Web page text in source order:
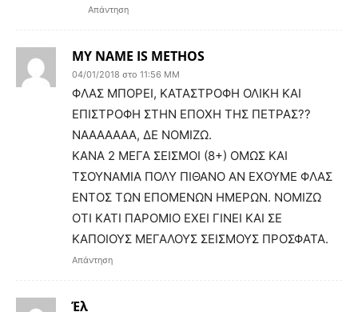
Απάντηση
ΜΥ ΝΑΜΕ ΙS METHOS
04/01/2018 στο 11:56 ΜΜ
ΦΛΑΣ ΜΠΟΡΕΙ, ΚΑΤΑΣΤΡΟΦΗ ΟΛΙΚΗ ΚΑΙ
ΕΠΙΣΤΡΟΦΗ ΣΤΗΝ ΕΠΟΧΗ ΤΗΣ ΠΕΤΡΑΣ??
ΝΑΑΑΑΑΑΑ, ΔΕ ΝΟΜΙΖΩ.
ΚΑΝΑ 2 ΜΕΓΑ ΣΕΙΣΜΟΙ (8+) ΟΜΩΣ ΚΑΙ
ΤΣΟΥΝΑΜΙΑ ΠΟΛΥ ΠΙΘΑΝΟ ΑΝ ΕΧΟΥΜΕ ΦΛΑΣ
ΕΝΤΟΣ ΤΩΝ ΕΠΟΜΕΝΩΝ ΗΜΕΡΩΝ. ΝΟΜΙΖΩ
ΟΤΙ ΚΑΤΙ ΠΑΡΟΜΙΟ ΕΧΕΙ ΓΙΝΕΙ ΚΑΙ ΣΕ
ΚΑΠΟΙΟΥΣ ΜΕΓΑΛΟΥΣ ΣΕΙΣΜΟΥΣ ΠΡΟΣΦΑΤΑ.
Απάντηση
Έλ